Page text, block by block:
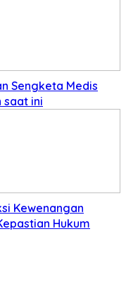
Sengketa Medis
saat ini
Kewenangan
Hukum